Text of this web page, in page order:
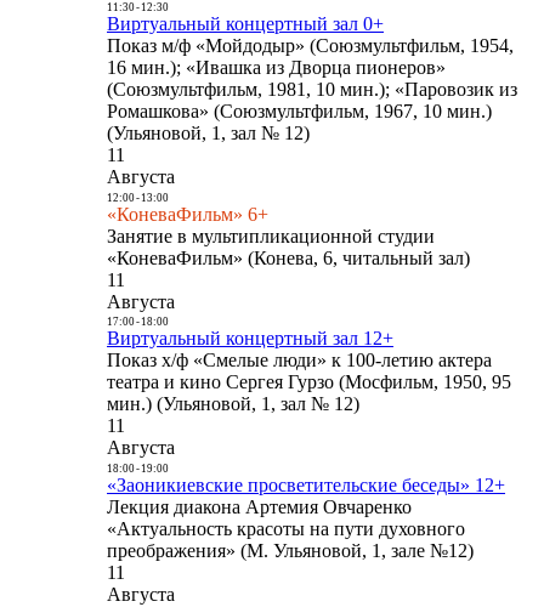
11:30- 12:30
Виртуальный концертный зал 0+
Показ м/ф «Мойдодыр» (Союзмультфильм, 1954,
16 мин.); «Ивашка из Дворца пионеров»
(Союзмультфильм, 1981, 10 мин.); «Паровозик из
Ромашкова» (Союзмультфильм, 1967, 10 мин.)
(Ульяновой, 1, зал № 12)
11
Августа
12:00- 13:00
«КоневаФильм» 6+
Занятие в мультипликационной студии
«КоневаФильм» (Конева, 6, читальный зал)
11
Августа
17:00- 18:00
Виртуальный концертный зал 12+
Показ х/ф «Смелые люди» к 100-летию актера
театра и кино Сергея Гурзо (Мосфильм, 1950, 95
мин.) (Ульяновой, 1, зал № 12)
11
Августа
18:00- 19:00
«Заоникиевские просветительские беседы» 12+
Лекция диакона Артемия Овчаренко
«Актуальность красоты на пути духовного
преображения» (М. Ульяновой, 1, зале №12)
11
Августа